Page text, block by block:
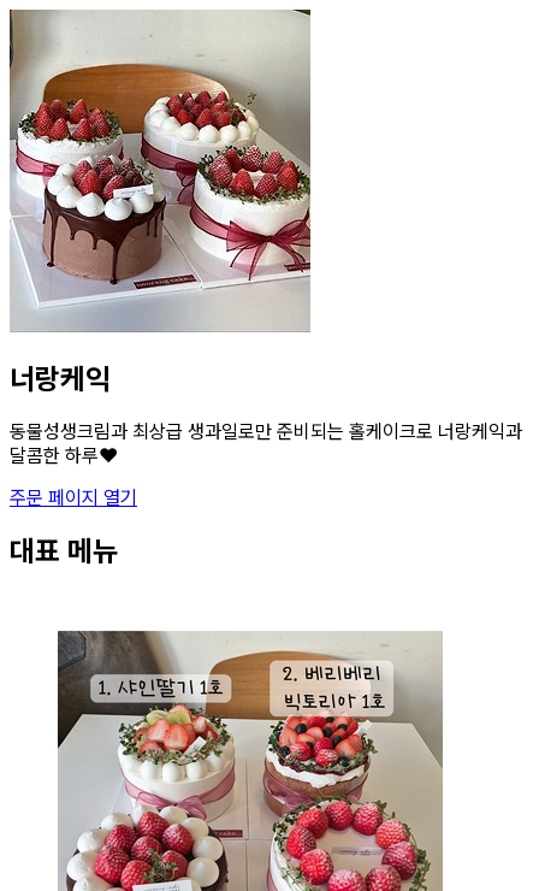
너랑케익
동물성생크림과 최상급 생과일로만 준비되는 홀케이크로 너랑케익과
달콤한 하루❤️
주문 페이지 열기
대표 메뉴